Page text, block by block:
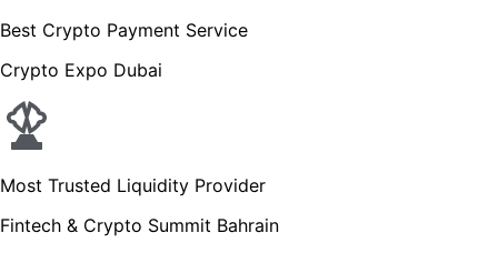
Best Crypto Payment Service
Crypto Expo Dubai
Most Trusted Liquidity Provider
Fintech & Crypto Summit Bahrain